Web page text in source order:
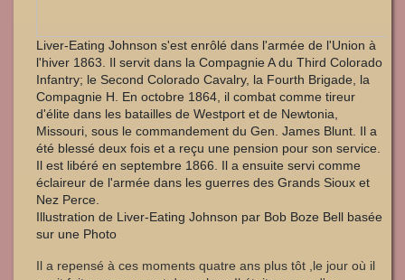
Liver-Eating Johnson s'est enrôlé dans l'armée de l'Union à
l'hiver 1863. Il servit dans la Compagnie A du Third Colorado
Infantry; le Second Colorado Cavalry, la Fourth Brigade, la
Compagnie H. En octobre 1864, il combat comme tireur
d'élite dans les batailles de Westport et de Newtonia,
Missouri, sous le commandement du Gen. James Blunt. Il a
été blessé deux fois et a reçu une pension pour son service.
Il est libéré en septembre 1866. Il a ensuite servi comme
éclaireur de l'armée dans les guerres des Grands Sioux et
Nez Perce.
Illustration de Liver-Eating Johnson par Bob Boze Bell basée
sur une Photo
Il a repensé à ces moments quatre ans plus tôt ,le jour où il